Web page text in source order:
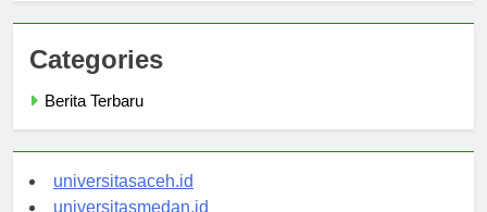
Categories
universitasaceh.id